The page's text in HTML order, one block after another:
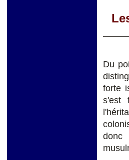
Du
forte
s'est
donc